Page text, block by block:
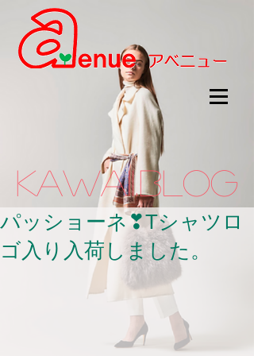
kawaii.BLOG
パッショーネ❣Tシャツロ
ゴ入り入荷しました。